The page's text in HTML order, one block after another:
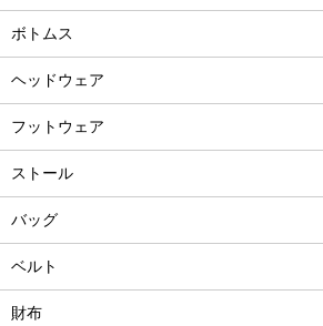
ボトムス
ヘッドウェア
フットウェア
ストール
バッグ
ベルト
財布